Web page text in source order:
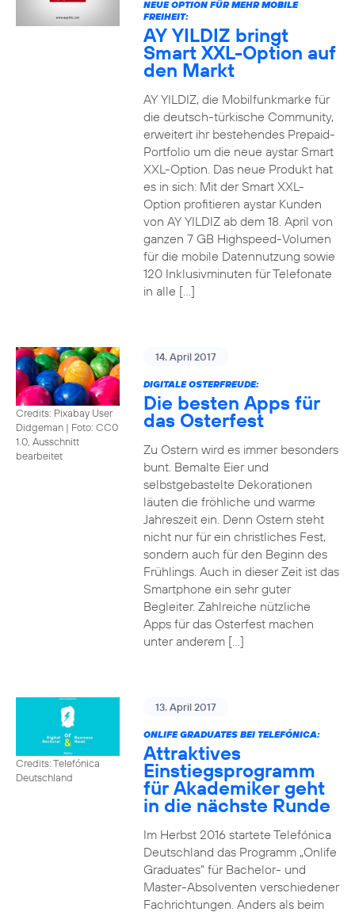
NEUE OPTION FÜR MEHR MOBILE
FREIHEIT:
AY YILDIZ bringt
Smart XXL-Option auf
den Markt
AY YILDIZ, die Mobilfunkmarke für
die deutsch-türkische Community,
erweitert ihr bestehendes Prepaid-
Portfolio um die neue aystar Smart
XXL-Option. Das neue Produkt hat
es in sich: Mit der Smart XXL-
Option profitieren aystar Kunden
von AY YILDIZ ab dem 18. April von
ganzen 7 GB Highspeed-Volumen
für die mobile Datennutzung sowie
120 Inklusivminuten für Telefonate
in alle […]
Credits: Pixabay User
Didgeman | Foto: CC0
1.0, Ausschnitt
bearbeitet
14. April 2017
DIGITALE OSTERFREUDE:
Die besten Apps für
das Osterfest
Zu Ostern wird es immer besonders
bunt. Bemalte Eier und
selbstgebastelte Dekorationen
läuten die fröhliche und warme
Jahreszeit ein. Denn Ostern steht
nicht nur für ein christliches Fest,
sondern auch für den Beginn des
Frühlings. Auch in dieser Zeit ist das
Smartphone ein sehr guter
Begleiter. Zahlreiche nützliche
Apps für das Osterfest machen
unter anderem […]
Credits: Telefónica
Deutschland
13. April 2017
ONLIFE GRADUATES BEI TELEFÓNICA:
Attraktives
Einstiegsprogramm
für Akademiker geht
in die nächste Runde
Im Herbst 2016 startete Telefónica
Deutschland das Programm „Onlife
Graduates“ für Bachelor- und
Master-Absolventen verschiedener
Fachrichtungen. Anders als beim